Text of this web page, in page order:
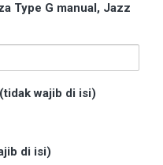
Type G manual, Jazz
wajib di isi)
di isi)